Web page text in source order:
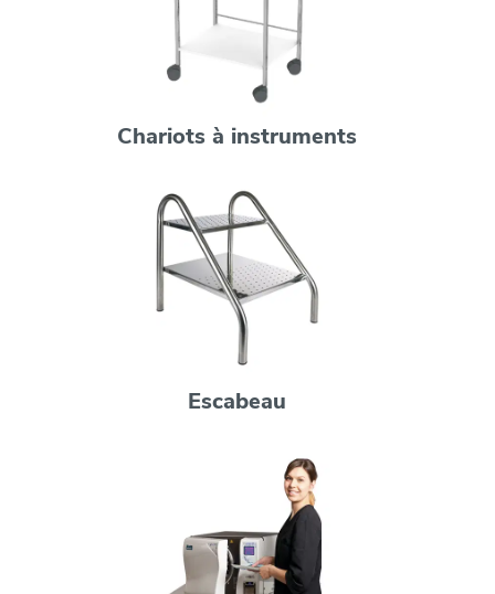
Chariots à instruments
Escabeau